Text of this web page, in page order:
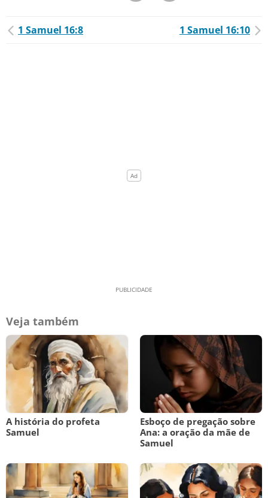
1 Samuel 16:8 1 Samuel 16:10
Veja também
A história do profeta
Samuel
Esboço de pregação sobre
Ana: a oração da mãe de
Samuel